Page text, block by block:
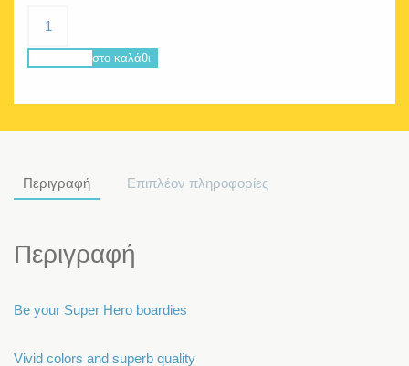
Super
Προσθήκη στο καλάθι
Περιγραφή Επιπλέον πληροφορίες
Περιγραφή
Be your Super Hero boardies
Vivid colors and superb quality